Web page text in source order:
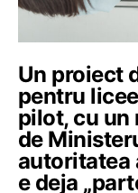
Un proiect
pentru
pilot, cu un
de
autoritatea
e deja